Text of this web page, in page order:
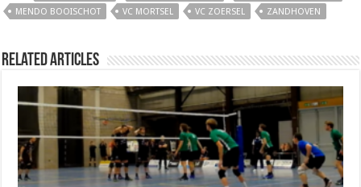
MENDO BOOISCHOT
VC MORTSEL VC ZOERSEL ZANDHOVEN
Related Articles